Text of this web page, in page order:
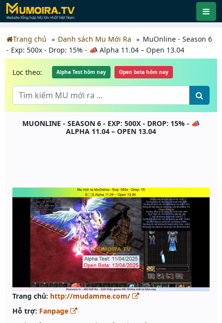
Trang chủ Danh sách Mu Mới Ra
MuOnline - Season 6
- Exp: 500x - Drop: 15% - 📣 Alpha 11.04 – Open 13.04
Lọc theo: Alpha Test hôm nay Open beta hôm nay
MUONLINE - SEASON 6 - EXP: 500X - DROP: 15% - 📣
ALPHA 11.04 – OPEN 13.04
Trang chủ: http://mudamme.com/
Hỗ trợ: Fanpage